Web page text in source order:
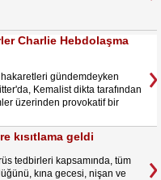
Charlie Hebdolaşma
gündemdeyken
Kemalist dikta tarafından
üzerinden provokatif bir
kısıtlama geldi
tedbirleri kapsamında, tüm
kına gecesi, nişan ve